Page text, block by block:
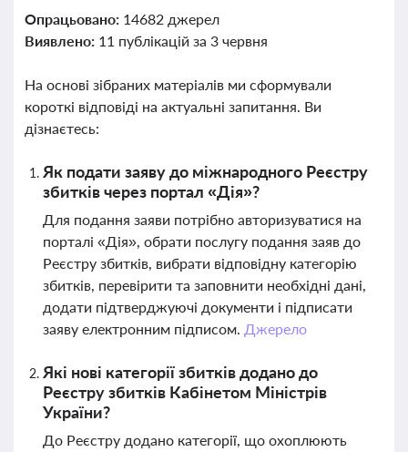
Опрацьовано: 14682 джерел
Виявлено: 11 публікацій за 3 червня
На основі зібраних матеріалів ми сформували
короткі відповіді на актуальні запитання. Ви
дізнаєтесь:
Як подати заяву до міжнародного Реєстру
збитків через портал «Дія»?
Для подання заяви потрібно авторизуватися на
порталі «Дія», обрати послугу подання заяв до
Реєстру збитків, вибрати відповідну категорію
збитків, перевірити та заповнити необхідні дані,
додати підтверджуючі документи і підписати
заяву електронним підписом. Джерело
Які нові категорії збитків додано до
Реєстру збитків Кабінетом Міністрів
України?
До Реєстру додано категорії, що охоплюють